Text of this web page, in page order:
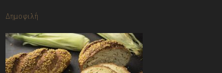
Δημοφιλή